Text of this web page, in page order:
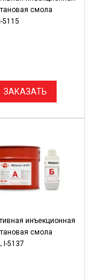
смола
5115
ЗАКАЗАТЬ
инъекционная
смола
I-5137